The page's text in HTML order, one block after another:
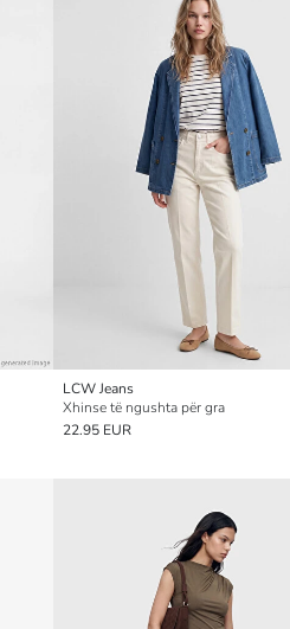
LCW Jeans
Xhinse të ngushta për gra
22.95 EUR